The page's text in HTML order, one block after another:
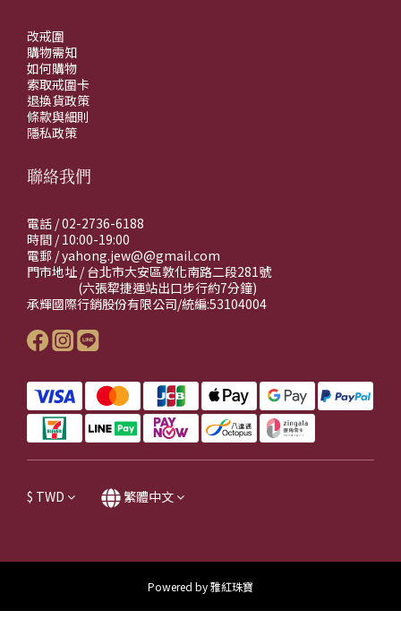
改戒圍
購物需知
如何購物
索取戒圍卡
退換貨政策
條款與細則
隱私政策
聯絡我們
電話 / 02-2736-6188
時間 / 10:00-19:00
電郵 / yahong.jew@@gmail.com
門市地址 / 台北市大安區敦化南路二段281號
(六張犂捷運站出口步行約7分鐘)
承輝國際行銷股份有限公司/統編:53104004
$ TWD 繁體中文
Powered by 雅紅珠寶